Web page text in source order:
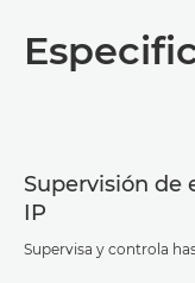
Supervisión de
IP
Supervisa y controla